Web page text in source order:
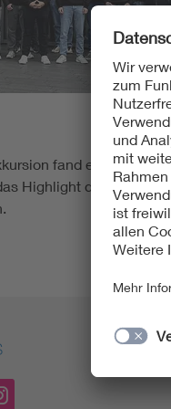
fand ein
Highlight der